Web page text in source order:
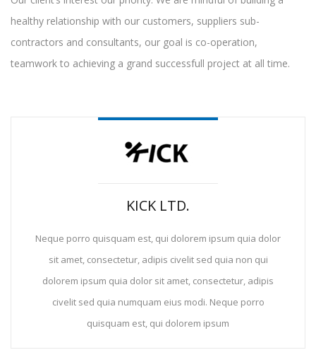
healthy relationship with our customers, suppliers sub-
contractors and consultants, our goal is co-operation,
teamwork to achieving a grand successfull project at all time.
KICK LTD.
Neque porro quisquam est, qui dolorem ipsum quia dolor
sit amet, consectetur, adipis civelit sed quia non qui
dolorem ipsum quia dolor sit amet, consectetur, adipis
civelit sed quia numquam eius modi. Neque porro
quisquam est, qui dolorem ipsum